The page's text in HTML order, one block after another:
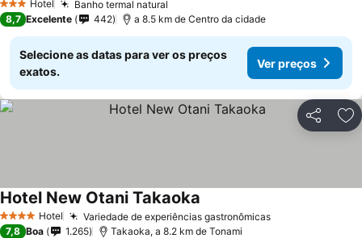
3 EstrelasHotel Banho termal natural
8,7 Excelente 442 a 8.5 km de Centro da cidade
Selecione as datas para ver os preços
exatos.
Ver preços
Partilhar
4 EstrelasHotel Variedade de experiências gastronômicasVer preços
Hotel New Otani Takaoka
7,8 Boa 1.265 Takaoka, a 8.2 km de Tonami